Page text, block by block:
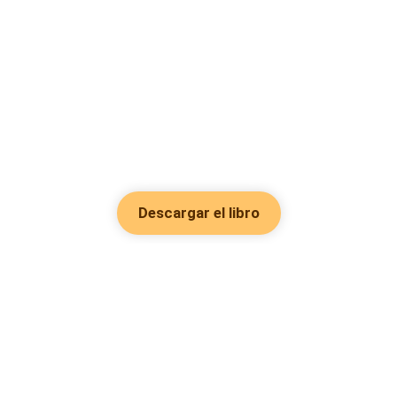
Descargar el libro